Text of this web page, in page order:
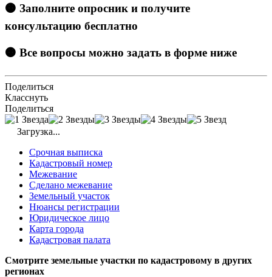
🟠 Заполните опросник и получите
консультацию бесплатно
🟠 Все вопросы можно задать в форме ниже
Поделиться
Класснуть
Поделиться
Загрузка...
Срочная выписка
Кадастровый номер
Межевание
Сделано межевание
Земельный участок
Нюансы регистрации
Юридическое лицо
Карта города
Кадастровая палата
Смотрите земельные участки по кадастровому в других
регионах